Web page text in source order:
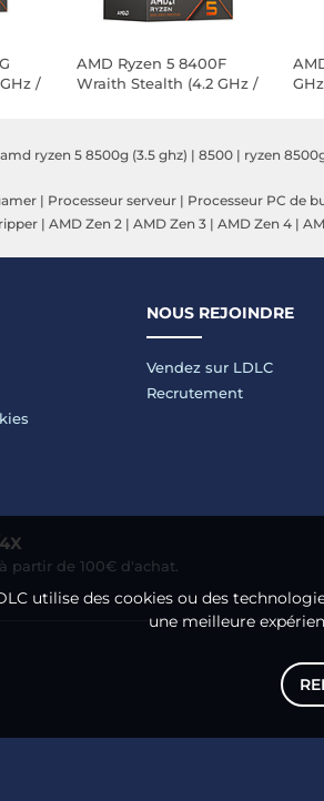
/
AMD Ryzen 5 8400F
Wraith Stealth (4.2 GHz /
amd ryzen 5 8500g (3.5 ghz) | 8500 | ryzen
| Processeur serveur | Processeur PC de
| AMD Zen 2 | AMD Zen 3 | AMD Zen 4 |
NOUS REJOINDRE
Vendez sur LDLC
Recrutement
partir de 100€ d'achat.
utilise des cookies ou des
une meilleure